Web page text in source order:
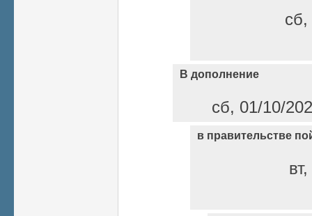
В дополнение
сб, 01/10/
в правительстве